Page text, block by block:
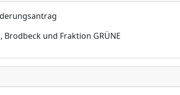
Brodbeck und Fraktion GRÜNE